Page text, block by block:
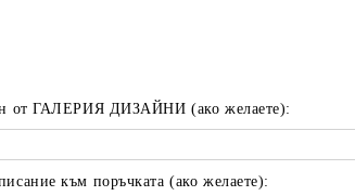
от ГАЛЕРИЯ ДИЗАЙНИ (ако желаете):
към поръчката (ако желаете):